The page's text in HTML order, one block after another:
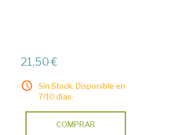
21,50 €
Sin Stock. Disponible en
7/10 días.
COMPRAR